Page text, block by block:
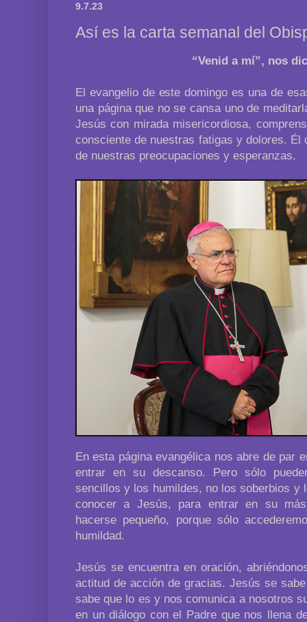
9.7.23
Así es la carta semanal del
“Venid a mí”, nos
El evangelio de este domingo es una de
una página que no se cansa uno de
Jesús con mirada misericordiosa,
consciente de nuestras fatigas y dolores. Él
de nuestras preocupaciones y esperanzas.
En esta página evangélica nos abre de par
entrar en su descanso. Pero sólo
sencillos y los humildes, no los soberbios y
conocer a Jesús, para entrar en su
hacerse pequeño, porque sólo
humildad.
Jesús se encuentra en oración,
actitud de acción de gracias. Jesús se
sabe que lo es y nos comunica a nosotros
en un diálogo con el Padre que nos llena